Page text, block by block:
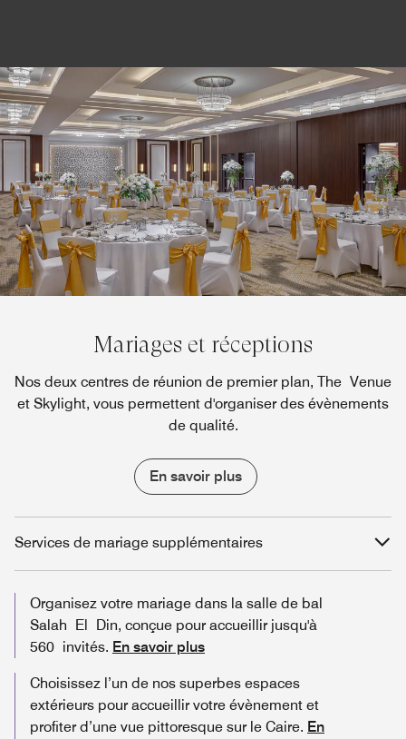
Mariages et réceptions
Nos deux centres de réunion de premier plan, The Venue
et Skylight, vous permettent d'organiser des évènements
de qualité.
En savoir plus
Services de mariage supplémentaires
Organisez votre mariage dans la salle de bal
Salah El Din, conçue pour accueillir jusqu'à
560 invités. En savoir plus
Choisissez l’un de nos superbes espaces
extérieurs pour accueillir votre évènement et
profiter d’une vue pittoresque sur le Caire. En